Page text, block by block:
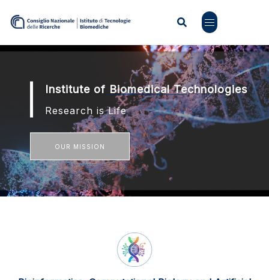
Institute of Biomedical Technologies
Research is Life
OUR MISSION